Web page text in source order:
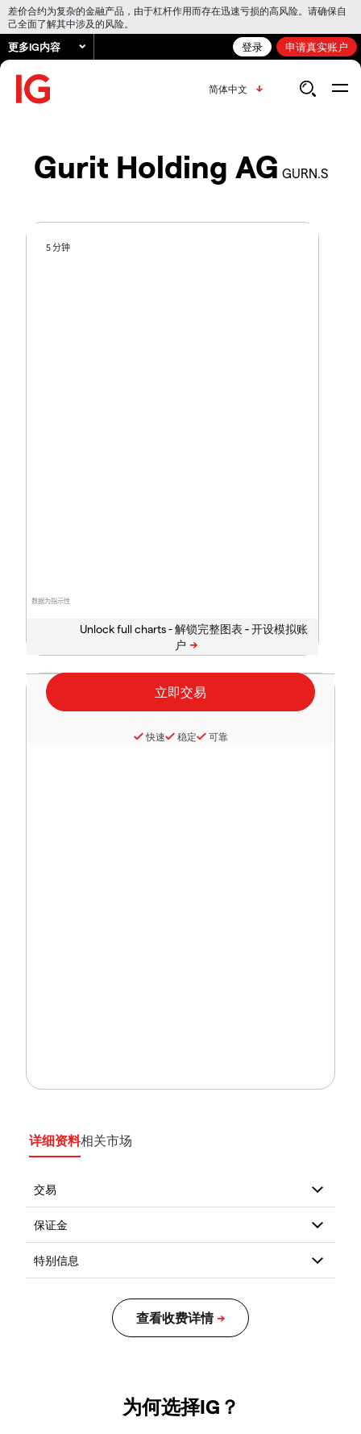
差价合约为复杂的金融产品，由于杠杆作用而存在迅速亏损的高风险。请确保自
己全面了解其中涉及的风险。
更多IG内容 登录 申请真实账户
简体中文
Gurit Holding AG GURN.S
数据为指示性
5 分钟
Unlock full charts -
快速 稳定 可靠
详细资料相关市场
为何选择IG？